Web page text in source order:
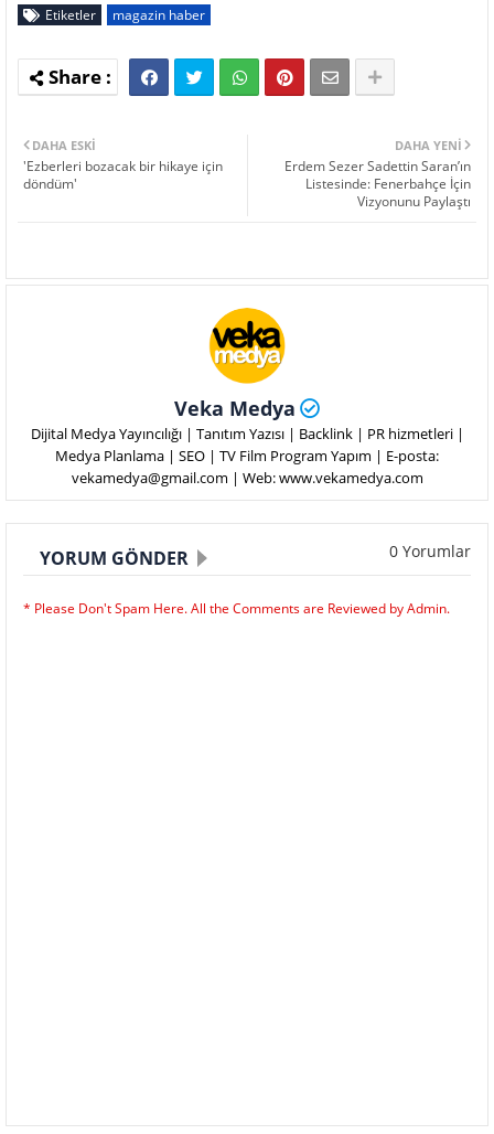
Etiketler magazin haber
DAHA YENI
Erdem Sezer Sadettin Saran’ın
Listesinde: Fenerbahçe İçin
Vizyonunu Paylaştı
DAHA ESKI
'Ezberleri bozacak bir hikaye için
döndüm'
Veka Medya
Dijital Medya Yayıncılığı | Tanıtım Yazısı | Backlink | PR hizmetleri |
Medya Planlama | SEO | TV Film Program Yapım | E-posta:
vekamedya@gmail.com | Web: www.vekamedya.com
YORUM GÖNDER 0 Yorumlar
* Please Don't Spam Here. All the Comments are Reviewed by Admin.